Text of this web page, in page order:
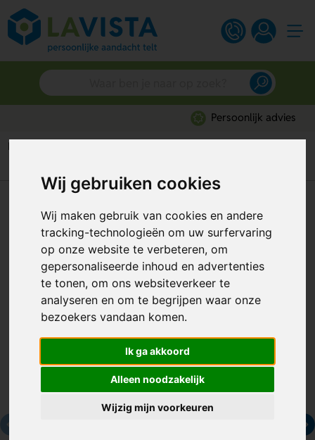
Wij gebruiken cookies
Wij maken gebruik van cookies en andere
tracking-technologieën om uw surfervaring
op onze website te verbeteren, om
gepersonaliseerde inhoud en advertenties
te tonen, om ons websiteverkeer te
analyseren en om te begrijpen waar onze
bezoekers vandaan komen.
Ik ga akkoord
Alleen noodzakelijk
Wijzig mijn voorkeuren
Persoonlijk advies
Home
Kentekencardetuis
(broekzakformaat)
Artikelnummer:53027